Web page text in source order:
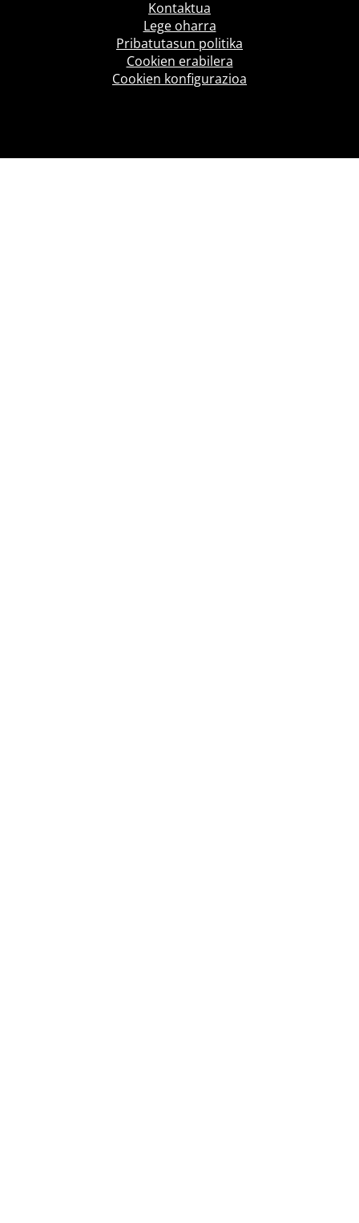
Kontaktua
Lege oharra
Pribatutasun politika
Cookien erabilera
Cookien konfigurazioa